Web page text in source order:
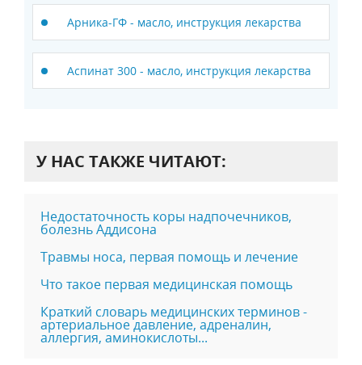
Арника-ГФ - масло, инструкция лекарства
Аспинат 300 - масло, инструкция лекарства
У НАС ТАКЖЕ ЧИТАЮТ:
Недостаточность коры надпочечников,
болезнь Аддисона
Травмы носа, первая помощь и лечение
Что такое первая медицинская помощь
Краткий словарь медицинских терминов -
артериальное давление, адреналин,
аллергия, аминокислоты...